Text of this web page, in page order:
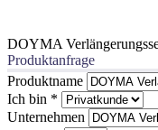
DOYMA
Produktanfrage
Produktname
Ich bin *
Unternehmen